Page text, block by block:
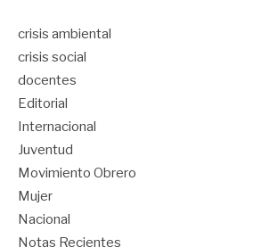
crisis ambiental
crisis social
docentes
Editorial
Internacional
Juventud
Movimiento Obrero
Mujer
Nacional
Notas Recientes